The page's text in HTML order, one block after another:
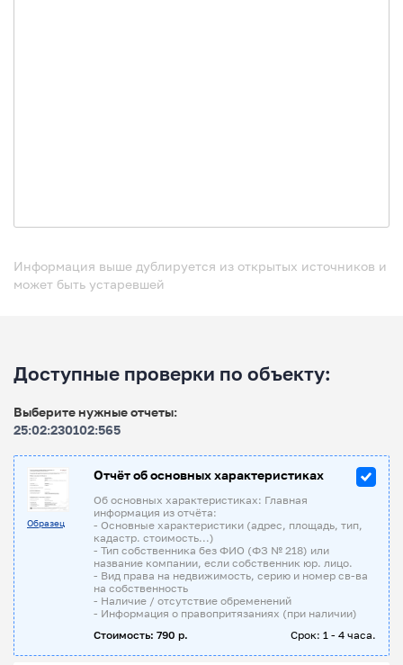
Информация выше дублируется из открытых источников и
может быть устаревшей
Доступные проверки по объекту:
Выберите нужные отчеты:
25:02:230102:565
Образец
Отчёт об основных характеристиках
Об основных характеристиках: Главная
информация из отчёта:
- Основные характеристики (адрес, площадь, тип,
кадастр. стоимость...)
- Тип собственника без ФИО (ФЗ № 218) или
название компании, если собственник юр. лицо.
- Вид права на недвижимость, серию и номер св-ва
на собственность
- Наличие / отсутствие обременений
- Информация о правопритязаниях (при наличии)
Стоимость: 790 р.
Срок: 1 - 4 часа.